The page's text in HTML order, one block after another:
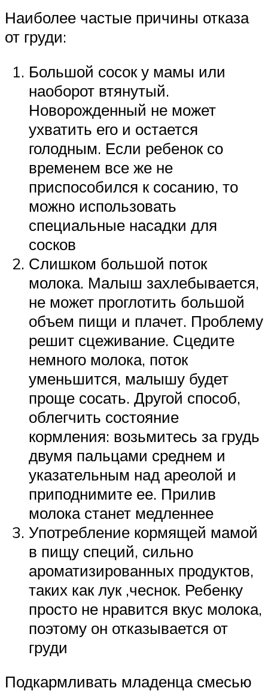
Наиболее частые причины отказа
от груди:
Большой сосок у мамы или
наоборот втянутый.
Новорожденный не может
ухватить его и остается
голодным. Если ребенок со
временем все же не
приспособился к сосанию, то
можно использовать
специальные насадки для
сосков
Слишком большой поток
молока. Малыш захлебывается,
не может проглотить большой
объем пищи и плачет. Проблему
решит сцеживание. Сцедите
немного молока, поток
уменьшится, малышу будет
проще сосать. Другой способ,
облегчить состояние
кормления: возьмитесь за грудь
двумя пальцами среднем и
указательным над ареолой и
приподнимите ее. Прилив
молока станет медленнее
Употребление кормящей мамой
в пищу специй, сильно
ароматизированных продуктов,
таких как лук ,чеснок. Ребенку
просто не нравится вкус молока,
поэтому он отказывается от
груди
Подкармливать младенца смесью